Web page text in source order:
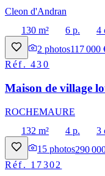
Cleon d'Andran
130 m²
6 p. 4
2 photos117 000
Réf.430
Maison de village
ROCHEMAURE
132 m²
4 p.
3
15 photos290
Réf. 17302